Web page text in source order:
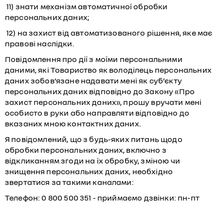
11) знати механізм автоматичної обробки
персональних даних;
12) на захист від автоматизованого рішення, яке має
правові наслідки.
Повідомлення про дії з моїми персональними
даними, які Товариство як володілець персональних
даних зобов’язане надавати мені як суб’єкту
персональних даних відповідно до Закону «Про
захист персональних даних», прошу вручати мені
особисто в руки або направляти відповідно до
вказаних мною контактних даних.
Я повідомлений, що з будь-яких питань щодо
обробки персональних даних, включно з
відкликанням згоди на їх обробку, зміною чи
знищення персональних даних, необхідно
звертатися за такими каналами:
Телефон: 0 800 500 351 - приймаємо дзвінки: пн-пт